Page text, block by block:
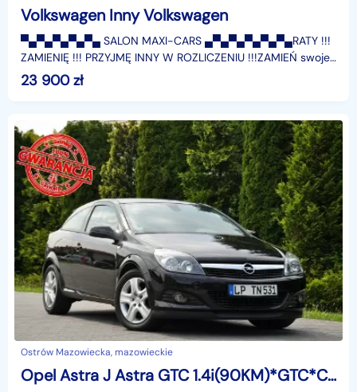
Volkswagen Inny Volkswagen
▀▄▀▄▀▄▀▄▀▄ SALON MAXI-CARS ▄▀▄▀▄▀▄▀▄▀▄RATY !!!
ZAMIENIĘ !!! PRZYJMĘ INNY W ROZLICZENIU !!!ZAMIEŃ swoje
auto Dowóz cała Polska Zostaw swoje w rozliczeniu********
23 900zł
Ostrów Mazowiecka, mazowieckie
Opel Astra J Astra GTC 1.4i(90KM)*GTC*Czarna*Klimatronik*I Właściciel*Parktronik*